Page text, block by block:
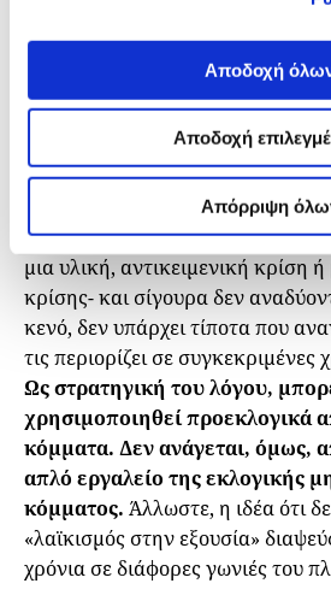
Αποδοχή
Αποδοχή
Απόρριψη
μεταξύ του «λαού» και των
να προέλθει από οποιοδήποτε
πολιτικού φάσματος και να
ιδεολογικές μορφές.
Συνηθίζεται να πιστεύουμε ότι ο
χρησιμοποιείται μόνο σε
σε περιόδους κρίσης. Παρότι οι
κινητοποίησεις συνδέονται με
μια υλική, αντικειμενική κρίση
κρίσης- και σίγουρα δεν
κενό, δεν υπάρχει τίποτα που
τις περιορίζει σε συγκεκριμένες
Ως στρατηγική του λόγου,
χρησιμοποιηθεί προεκλογικά
κόμματα. Δεν ανάγεται, όμως,
απλό εργαλείο της εκλογικής
κόμματος. Άλλωστε, η ιδέα ότι
«λαϊκισμός στην εξουσία»
χρόνια σε διάφορες γωνιές του